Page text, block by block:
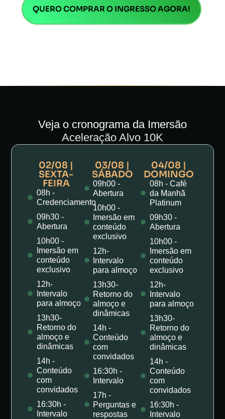
QUERO COMPRAR O INGRESSO AGORA!
Veja o cronograma da Imersão
Aceleração Alvo 10K
02/08 |
SEXTA-
FEIRA
08h -
Credenciamento
09h30 -
Abertura
10h00 -
Imersão em
conteúdo
exclusivo
12h-
Intervalo
para almoço
13h30-
Retorno do
almoço e
dinâmicas
14h -
Conteúdo
com
convidados
16:30h -
Intervalo
03/08 |
SÁBADO
09h00 -
Abertura
10h00 -
Imersão em
conteúdo
exclusivo
12h-
Intervalo
para almoço
13h30-
Retorno do
almoço e
dinâmicas
14h -
Conteúdo
com
convidados
16:30h -
Intervalo
17h -
Perguntas e
respostas
04/08 |
DOMINGO
08h - Café
da Manhã
Platinum
09h30 -
Abertura
10h00 -
Imersão em
conteúdo
exclusivo
12h-
Intervalo
para almoço
13h30-
Retorno do
almoço e
dinâmicas
14h -
Conteúdo
com
convidados
16:30h -
Intervalo